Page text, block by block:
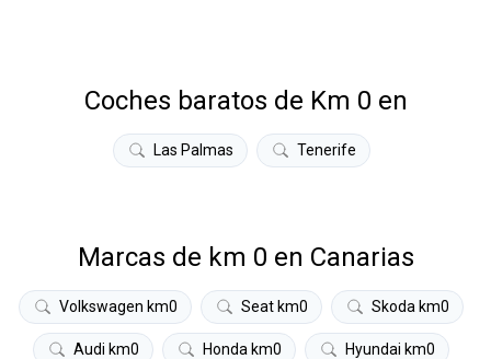
Coches baratos de Km 0 en
Las Palmas Tenerife
Marcas de km 0 en Canarias
Volkswagen km0 Seat km0 Skoda km0
Audi km0 Honda km0 Hyundai km0